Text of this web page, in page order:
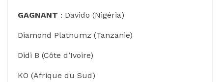
GAGNANT : Davido (Nigéria)
Diamond Platnumz (Tanzanie)
Didi B (Côte d’Ivoire)
KO (Afrique du Sud)